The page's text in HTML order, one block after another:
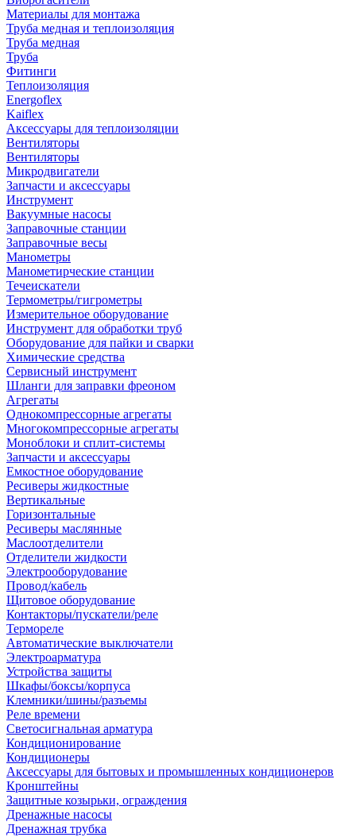
Материалы для монтажа
Труба медная и теплоизоляция
Труба медная
Труба
Фитинги
Теплоизоляция
Energoflex
Kaiflex
Аксессуары для теплоизоляции
Вентиляторы
Вентиляторы
Микродвигатели
Запчасти и аксессуары
Инструмент
Вакуумные насосы
Заправочные станции
Заправочные весы
Манометры
Манометирческие станции
Течеискатели
Термометры/гигрометры
Измерительное оборудование
Инструмент для обработки труб
Оборудование для пайки и сварки
Химические средства
Сервисный инструмент
Шланги для заправки фреоном
Агрегаты
Однокомпрессорные агрегаты
Многокомпрессорные агрегаты
Моноблоки и сплит-системы
Запчасти и аксессуары
Емкостное оборудование
Ресиверы жидкостные
Вертикальные
Горизонтальные
Ресиверы маслянные
Маслоотделители
Отделители жидкости
Электрооборудование
Провод/кабель
Щитовое оборудование
Контакторы/пускатели/реле
Термореле
Автоматические выключатели
Электроарматура
Устройства защиты
Шкафы/боксы/корпуса
Клемники/шины/разъемы
Реле времени
Светосигнальная арматура
Кондиционирование
Кондиционеры
Аксессуары для бытовых и промышленных кондиционеров
Кронштейны
Защитные козырьки, ограждения
Дренажные насосы
Дренажная трубка